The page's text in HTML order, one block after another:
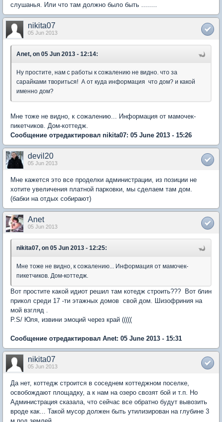
слушанья. Или что там должно было быть ........
nikita07
05 Jun 2013
Anet, on 05 Jun 2013 - 12:14:
Ну простите, нам с работы к сожалению не видно. что за
сарайками твориться! А от куда информация что дом? и какой
именно дом?
Мне тоже не видно, к сожалению... Информация от мамочек-
пикетчиков. Дом-коттедж.
Сообщение отредактировал nikita07: 05 June 2013 - 15:26
devil20
05 Jun 2013
Мне кажется это все проделки администрации, из позиции не
хотите увеличения платной парковки, мы сделаем там дом.
(бабки на отдых собирают)
Anet
05 Jun 2013
nikita07, on 05 Jun 2013 - 12:25:
Мне тоже не видно, к сожалению... Информация от мамочек-
пикетчиков. Дом-коттедж.
Вот простите какой идиот решил там котедж строить??? Вот блин
прикол среди 17 -ти этажных домов свой дом. Шизофриния на
мой взгляд .
P.S/ Юля, извини эмоций через край (((((
Сообщение отредактировал Anet: 05 June 2013 - 15:31
nikita07
05 Jun 2013
Да нет, коттедж строится в соседнем коттеджном поселке,
освобождают площадку, а к нам на озеро свозят бой и т.п. Но
Администрация сказала, что сейчас все обратно будут вывозить
вроде как... Такой мусор должен быть утилизирован на глубине 3